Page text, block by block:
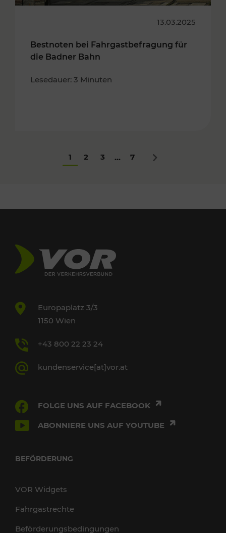
13.03.2025
Bestnoten bei Fahrgastbefragung für
die Badner Bahn
Lesedauer: 3 Minuten
1 2 3 ... 7 Nächstes
Europaplatz 3/3
1150 Wien
+43 800 22 23 24
kundenservice[at]vor.at
FOLGE UNS AUF FACEBOOK
ABONNIERE UNS AUF YOUTUBE
BEFÖRDERUNG
VOR Widgets
Fahrgastrechte
Beförderungsbedingungen